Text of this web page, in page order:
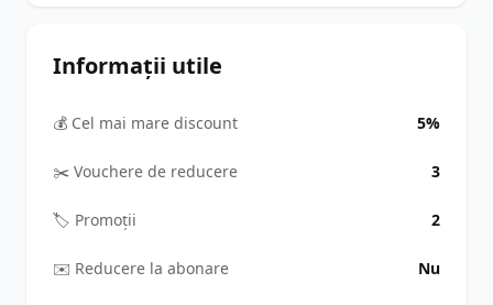
Informații utile
💰 Cel mai mare discount 5%
✂️ Vouchere de reducere 3
🏷️ Promoții 2
✉️ Reducere la abonare Nu